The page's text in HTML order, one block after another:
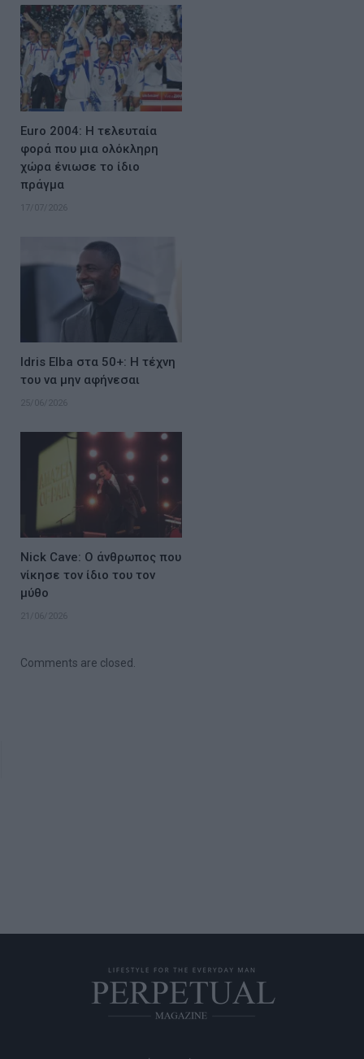
Euro 2004: Η τελευταία
φορά που μια ολόκληρη
χώρα ένιωσε το ίδιο
πράγμα
17/07/2026
Idris Elba στα 50+: Η τέχνη
του να μην αφήνεσαι
25/06/2026
Nick Cave: Ο άνθρωπος που
νίκησε τον ίδιο του τον
μύθο
21/06/2026
Comments are closed.